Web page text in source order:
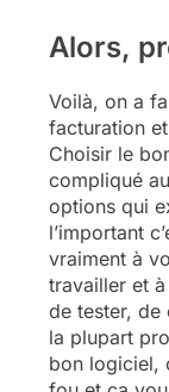
Alors,
Voilà, on a
facturation
Choisir le
compliqué
options qui
l’important
vraiment à
travailler et
de tester, de
la plupart
bon logiciel,